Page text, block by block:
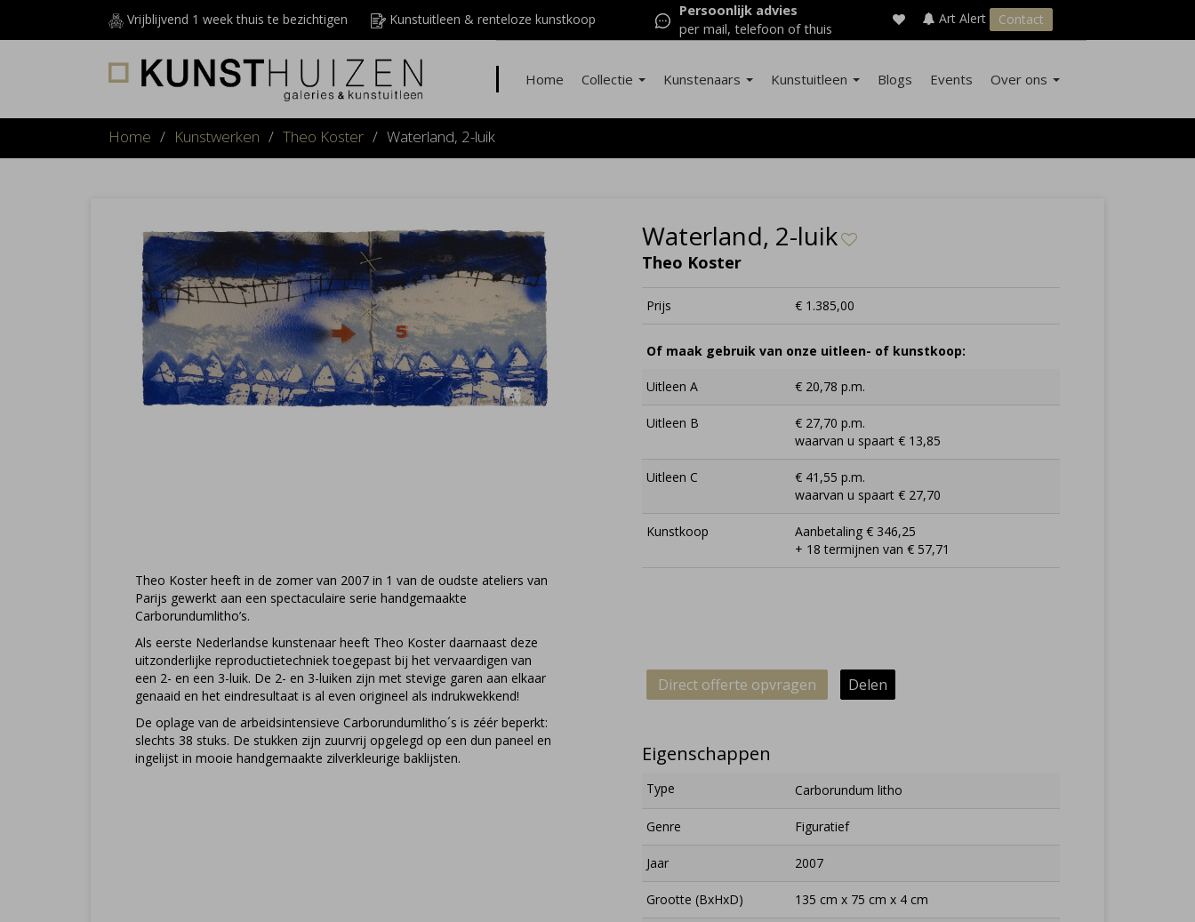
Vrijblijvend 1 week thuis te bezichtigen Kunstuitleen & renteloze kunstkoop
Persoonlijk advies
per mail, telefoon of thuis
Art Alert Contact
Home Collectie Kunstenaars Kunstuitleen Blogs Events Over ons
Home / Kunstwerken / Theo Koster / Waterland, 2-luik
Theo Koster heeft in de zomer van 2007 in 1 van de oudste ateliers van
Parijs gewerkt aan een spectaculaire serie handgemaakte
Carborundumlitho’s.
Als eerste Nederlandse kunstenaar heeft Theo Koster daarnaast deze
uitzonderlijke reproductietechniek toegepast bij het vervaardigen van
een 2- en een 3-luik. De 2- en 3-luiken zijn met stevige garen aan elkaar
genaaid en het eindresultaat is al even origineel als indrukwekkend!
De oplage van de arbeidsintensieve Carborundumlitho´s is zéér beperkt:
slechts 38 stuks. De stukken zijn zuurvrij opgelegd op een dun paneel en
ingelijst in mooie handgemaakte zilverkleurige baklijsten.
Waterland, 2-luik
Theo Koster
Prijs € 1.385,00
Of maak gebruik van onze uitleen- of kunstkoop:
Uitleen A € 20,78 p.m.
Uitleen B
€ 27,70 p.m.
waarvan u spaart € 13,85
Uitleen C
€ 41,55 p.m.
waarvan u spaart € 27,70
Kunstkoop
Aanbetaling € 346,25
+ 18 termijnen van € 57,71
Direct offerte opvragen Delen
Eigenschappen
Type Carborundum litho
Genre Figuratief
Jaar 2007
Grootte (BxHxD) 135 cm x 75 cm x 4 cm